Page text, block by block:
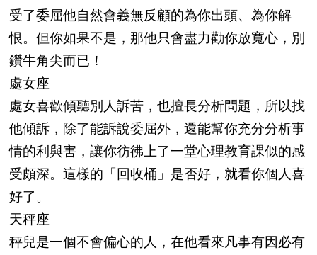
受了委屈他自然會義無反顧的為你出頭、為你解
恨。但你如果不是，那他只會盡力勸你放寬心，別
鑽牛角尖而已！
處女座
處女喜歡傾聽別人訴苦，也擅長分析問題，所以找
他傾訴，除了能訴說委屈外，還能幫你充分分析事
情的利與害，讓你彷彿上了一堂心理教育課似的感
受頗深。這樣的「回收桶」是否好，就看你個人喜
好了。
天秤座
秤兒是一個不會偏心的人，在他看來凡事有因必有